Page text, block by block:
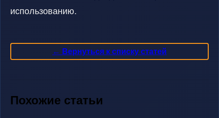
использованию.
← Вернуться к списку статей
Похожие статьи